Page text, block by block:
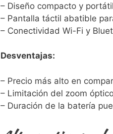
– Diseño compacto y
– Pantalla táctil⁣ abatible
– Conectividad Wi-Fi y
Desventajas:
– Precio más alto‍ en
– Limitación del zoom‌
– Duración de la batería